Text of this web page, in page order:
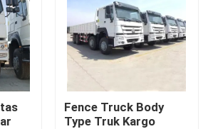
Fence Truck Body
Type Truk Kargo